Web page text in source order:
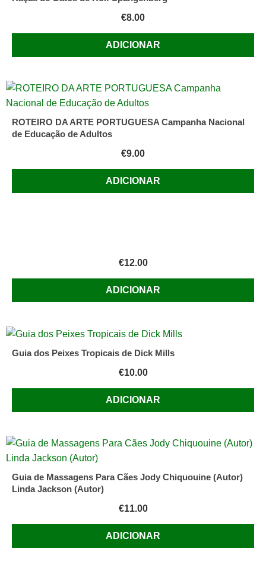
€8.00
ADICIONAR
ROTEIRO DA ARTE PORTUGUESA Campanha Nacional
de Educação de Adultos
€9.00
ADICIONAR
€12.00
ADICIONAR
Guia dos Peixes Tropicais de Dick Mills
€10.00
ADICIONAR
Guia de Massagens Para Cães Jody Chiquouine (Autor)
Linda Jackson (Autor)
€11.00
ADICIONAR